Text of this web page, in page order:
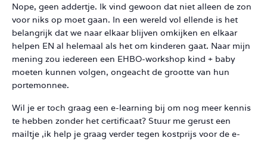
Nope, geen addertje. Ik vind gewoon dat niet alleen de zon
voor niks op moet gaan. In een wereld vol ellende is het
belangrijk dat we naar elkaar blijven omkijken en elkaar
helpen EN al helemaal als het om kinderen gaat. Naar mijn
mening zou iedereen een EHBO-workshop kind + baby
moeten kunnen volgen, ongeacht de grootte van hun
portemonnee.
Wil je er toch graag een e-learning bij om nog meer kennis
te hebben zonder het certificaat? Stuur me gerust een
mailtje ,ik help je graag verder tegen kostprijs voor de e-